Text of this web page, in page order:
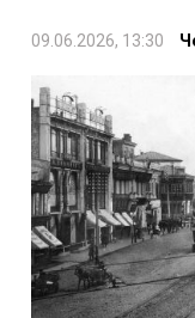
09.06.2026, 13:30